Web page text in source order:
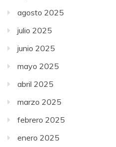
agosto 2025
julio 2025
junio 2025
mayo 2025
abril 2025
marzo 2025
febrero 2025
enero 2025